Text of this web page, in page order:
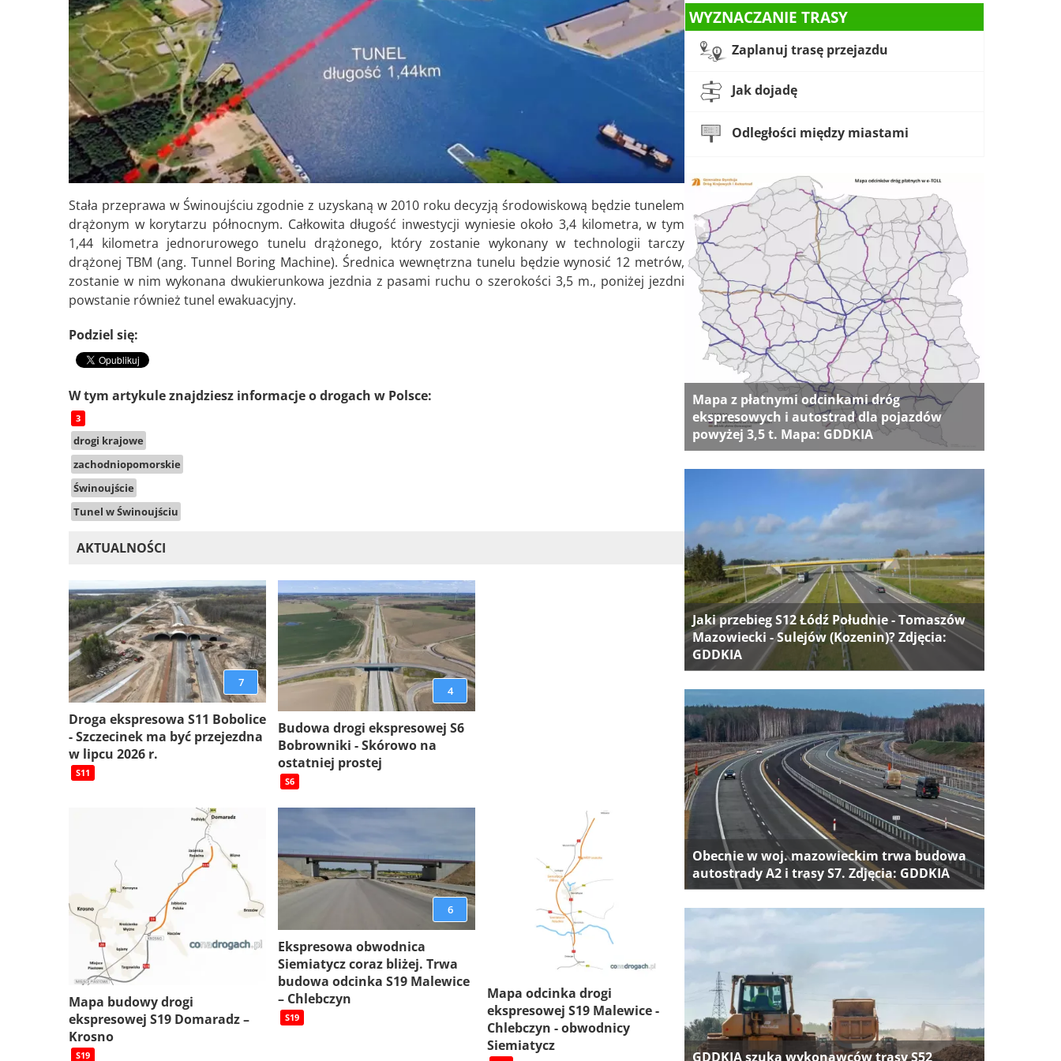
Stała przeprawa w Świnoujściu zgodnie z uzyskaną w 2010 roku decyzją środowiskową będzie tunelem
drążonym w korytarzu północnym. Całkowita długość inwestycji wyniesie około 3,4 kilometra, w tym
1,44 kilometra jednorurowego tunelu drążonego, który zostanie wykonany w technologii tarczy
drążonej TBM (ang. Tunnel Boring Machine). Średnica wewnętrzna tunelu będzie wynosić 12 metrów,
zostanie w nim wykonana dwukierunkowa jezdnia z pasami ruchu o szerokości 3,5 m., poniżej jezdni
powstanie również tunel ewakuacyjny.
Podziel się:
W tym artykule znajdziesz informacje o drogach w Polsce:
3
drogi krajowe
zachodniopomorskie
Świnoujście
Tunel w Świnoujściu
AKTUALNOŚCI
7
Droga ekspresowa S11 Bobolice
- Szczecinek ma być przejezdna
w lipcu 2026 r.
S11
4
Budowa drogi ekspresowej S6
Bobrowniki - Skórowo na
ostatniej prostej
S6
Mapa budowy drogi
ekspresowej S19 Domaradz –
Krosno
S19
6
Ekspresowa obwodnica
Siemiatycz coraz bliżej. Trwa
budowa odcinka S19 Malewice
– Chlebczyn
S19
Mapa odcinka drogi
ekspresowej S19 Malewice -
Chlebczyn - obwodnicy
Siemiatycz
WYZNACZANIE TRASY
Zaplanuj trasę przejazdu
Jak dojadę
Odległości między miastami
Mapa z płatnymi odcinkami dróg
ekspresowych i autostrad dla pojazdów
powyżej 3,5 t. Mapa: GDDKIA
Jaki przebieg S12 Łódź Południe - Tomaszów
Mazowiecki - Sulejów (Kozenin)? Zdjęcia:
GDDKIA
Obecnie w woj. mazowieckim trwa budowa
autostrady A2 i trasy S7. Zdjęcia: GDDKIA
GDDKIA szuka wykonawców trasy S52